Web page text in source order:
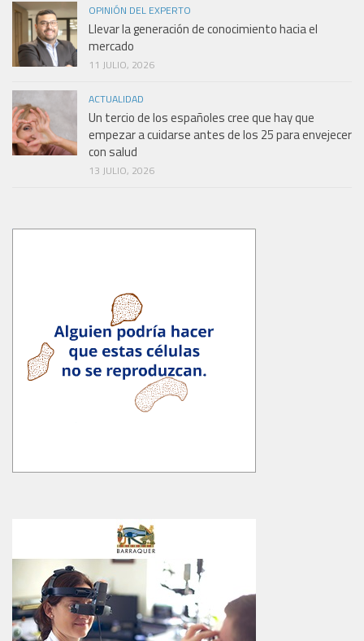
OPINIÓN DEL EXPERTO
Llevar la generación de conocimiento hacia el
mercado
11 JULIO, 2026
ACTUALIDAD
Un tercio de los españoles cree que hay que
empezar a cuidarse antes de los 25 para envejecer
con salud
13 JULIO, 2026